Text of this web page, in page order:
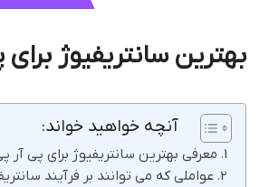
بهترین سانتریفیوژ
آنچه خواهید خواند:
معرفی بهترین سانتریفیوژ برای پی آر
عواملی که می توانند بر فرآیند